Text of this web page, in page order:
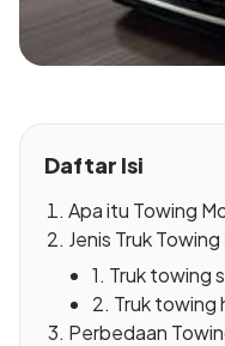
Daftar Isi
Apa itu Towing
Jenis Truk Towing
1. Truk towing
2. Truk towing
Perbedaan